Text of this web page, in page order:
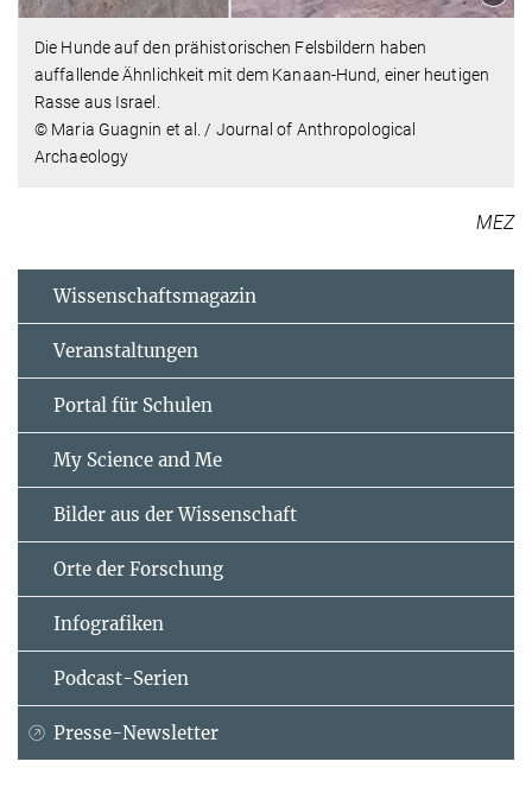
Die Hunde auf den prähistorischen Felsbildern haben
auffallende Ähnlichkeit mit dem Kanaan-Hund, einer heutigen
Rasse aus Israel.
© Maria Guagnin et al. / Journal of Anthropological
Archaeology
MEZ
Wissenschaftsmagazin
Veranstaltungen
Portal für Schulen
My Science and Me
Bilder aus der Wissenschaft
Orte der Forschung
Infografiken
Podcast-Serien
Presse-Newsletter